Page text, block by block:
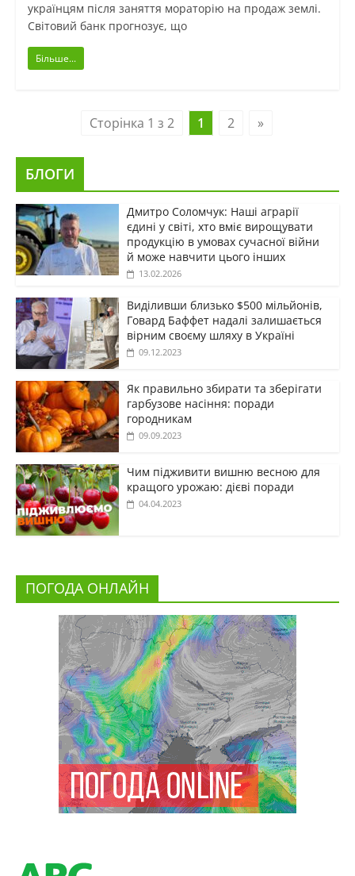
українцям після заняття мораторію на продаж землі.
Світовий банк прогнозує, що
Більше...
Сторінка 1 з 2 1 2 »
БЛОГИ
Дмитро Соломчук: Наші аграрії
єдині у світі, хто вміє вирощувати
продукцію в умовах сучасної війни
й може навчити цього інших
13.02.2026
Виділивши близько $500 мільйонів,
Говард Баффет надалі залишається
вірним своєму шляху в Україні
09.12.2023
Як правильно збирати та зберігати
гарбузове насіння: поради
городникам
09.09.2023
Чим підживити вишню весною для
кращого урожаю: дієві поради
04.04.2023
ПОГОДА ОНЛАЙН